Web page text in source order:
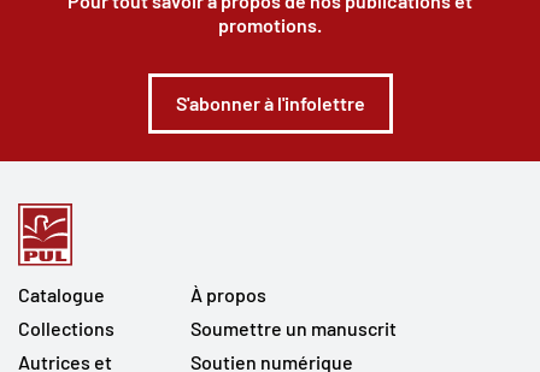
promotions.
S'abonner à l'infolettre
Catalogue
Collections
Autrices et
À propos
Soumettre un manuscrit
Soutien numérique